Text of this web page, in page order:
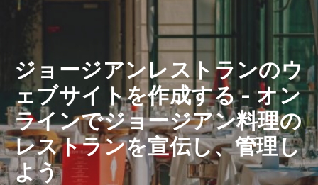
ジョージアンレストランのウ
ェブサイトを作成する-オン
ラインでジョージアン料理の
レストランを宣伝し、管理し
よう